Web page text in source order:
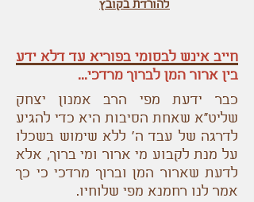
להורדת בקובץ
חייב אינש לבסומי בפוריא עד דלא ידע
בין ארור המן לברוך מרדכי...
כבר ידעת מפי הרב אמנון יצחק
שליט"א שאחת הסיבות היא כדי להגיע
לדרגה של עבד ה' ללא שימוש בשכלו
על מנת לקבוע מי ארור ומי ברוך, אלא
לדעת שארור המן וברוך מרדכי כי כך
אמר לנו רחמנא מפי שלוחיו.